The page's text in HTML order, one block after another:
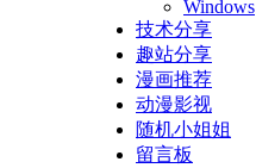
Windows
技术分享
趣站分享
漫画推荐
动漫影视
随机小姐姐
留言板